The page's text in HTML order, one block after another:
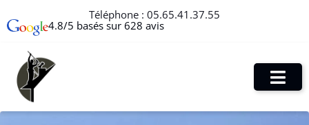
Téléphone : 05.65.41.37.55
4.8/5 basés sur 628 avis